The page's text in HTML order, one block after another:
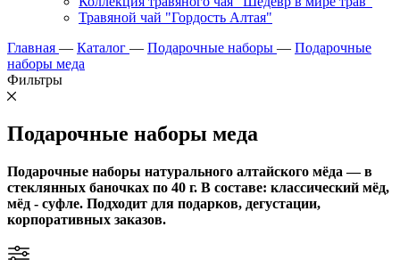
Травяной чай "Гордость Алтая"
Главная — Каталог — Подарочные наборы — Подарочные
наборы меда
Фильтры
Подарочные наборы меда
Подарочные наборы натурального алтайского мёда — в
стеклянных баночках по 40 г. В составе: классический мёд,
мёд - суфле. Подходит для подарков, дегустации,
корпоративных заказов.